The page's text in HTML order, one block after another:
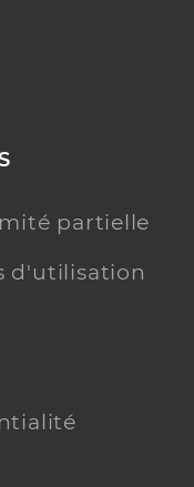
partielle
d'utilisation